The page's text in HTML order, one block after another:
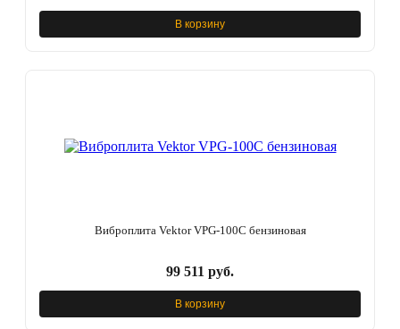
В корзину
Виброплита Vektor VPG-100C бензиновая
99 511 руб.
В корзину